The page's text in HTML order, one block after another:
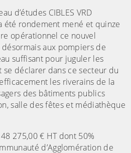
d’études CIBLES VRD
été rondement mené et quinze
opérationnel ce nouvel
aux pompiers de
suffisant pour juguler les
déclarer dans ce secteur du
les riverains de la
des bâtiments publics
salle des fêtes et médiathèque
275,00 € HT dont 50%
d’Agglomération de